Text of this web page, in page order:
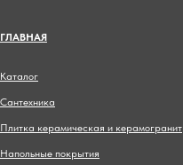
ГЛАВНАЯ
Каталог
Сантехника
Плитка керамическая и керамогранит
Напольные покрытия